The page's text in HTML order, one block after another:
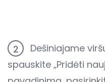
2
Dešiniajame
spauskite „Pridėti